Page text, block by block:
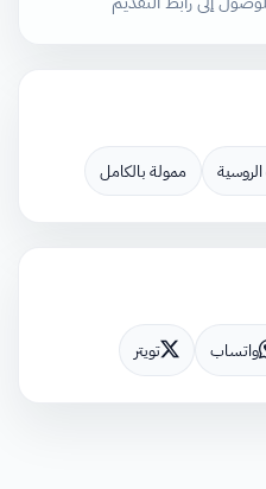
الروسية ممولة بالكامل
واتساب تويتر